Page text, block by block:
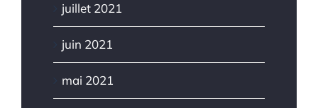
juillet 2021
juin 2021
mai 2021